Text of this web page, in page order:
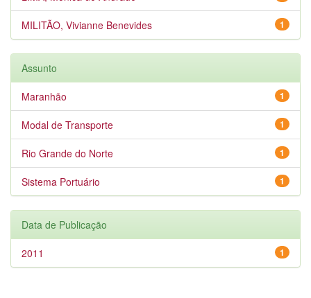
1
MILITÃO, Vivianne Benevides
Assunto
1
Maranhão
1
Modal de Transporte
1
Rio Grande do Norte
1
Sistema Portuário
Data de Publicação
1
2011